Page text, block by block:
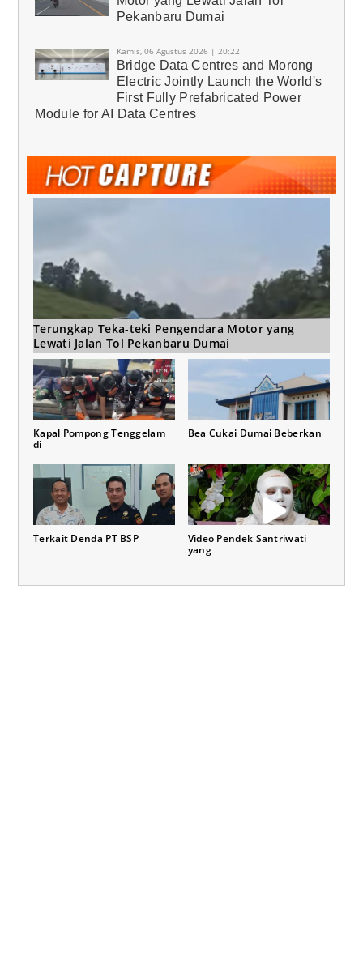
Pekanbaru Dumai
Kamis, 06 Agustus 2026 | 20:22
Bridge Data Centres and Morong
Electric Jointly Launch the World's
First Fully Prefabricated Power
Module for AI Data Centres
Terungkap Teka-teki Pengendara Motor yang
Lewati Jalan Tol Pekanbaru Dumai
Kapal Pompong Tenggelam
di
Bea Cukai Dumai Beberkan
Terkait Denda PT BSP
Video Pendek Santriwati
yang